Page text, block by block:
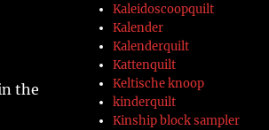
the
Kaleidoscoopquilt
Kalender
Kalenderquilt
Kattenquilt
Keltische knoop
kinderquilt
Kinship block sampler